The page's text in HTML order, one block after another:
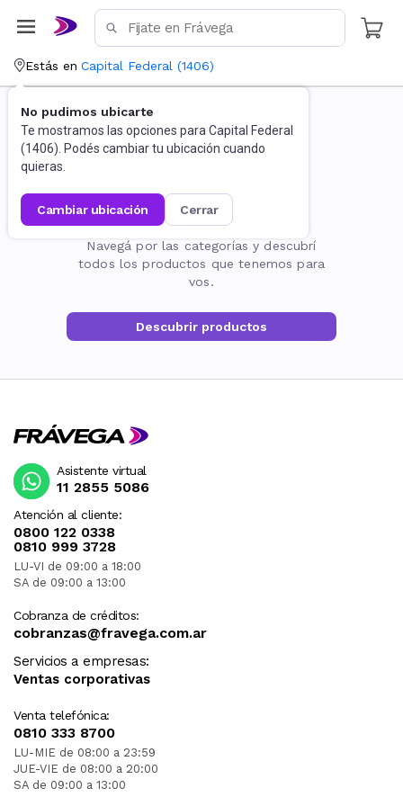
Estás en Capital Federal (1406)
No pudimos ubicarte
Te mostramos las opciones para Capital Federal
(1406). Podés cambiar tu ubicación cuando
quieras.
cambiar ubicación cerrar
La página no existe
Navegá por las categorías y descubrí
todos los productos que tenemos para
vos.
Descubrir productos
Atención al cliente:
0800 122 0338
0810 999 3728
LU-VI de 09:00 a 18:00
SA de 09:00 a 13:00
Cobranza de créditos:
cobranzas@fravega.com.ar
Servicios a empresas:
Ventas corporativas
Venta telefónica:
0810 333 8700
LU-MIE de 08:00 a 23:59
JUE-VIE de 08:00 a 20:00
SA de 09:00 a 13:00
Asistente virtual
11 2855 5086